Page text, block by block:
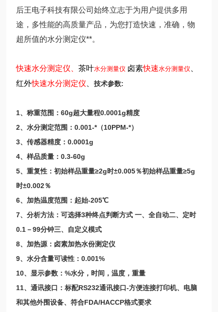
后王电子科技有限公司始终立志于为用户提供多用
途，多性能的高质量产品，为您打造快速，准确，物
超所值的水分测定仪**。
快速水分测定仪、茶叶水分测量仪 卤素快速水分测量仪
红外快速水分测定仪 、技术参数:
1、称重范围：60g超大量程0.0001g精度
2、水分测定范围：0.001-*（10PPM-*）
3、传感器精度：0.0001g
4、样品质量：0.3-60g
5、重复性：初始样品重量≥2g时±0.005％初始样品重量≥5g
时±0.002％
6、加热温度范围：起始-205℃
7、分析方法：可选择3种终点判断方式 一、全自动二、定时
0.1－99分钟三、自定义模式
8、加热源：卤素加热水份测定仪
9、水分含量可读性：0.001%
10、显示参数：%水分，时间，温度，重量
11、通讯接口：标配RS232通讯接口-方便连接打印机、电脑
和其他外围设备、符合FDA/HACCP格式要求